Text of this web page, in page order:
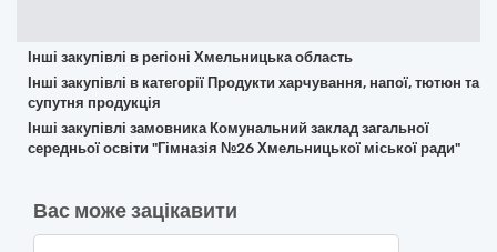
Інші закупівлі в регіоні Хмельницька область
Інші закупівлі в категорії Продукти харчування, напої, тютюн та
супутня продукція
Інші закупівлі замовника Комунальний заклад загальної
середньої освіти "Гімназія №26 Хмельницької міської ради"
Вас може зацікавити